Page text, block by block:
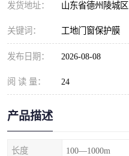
发货地址： 山东省德州陵城区
关键词： 工地门窗保护膜
发布日期： 2026-08-08
阅 读 量： 24
产品描述
长度 100—1000m